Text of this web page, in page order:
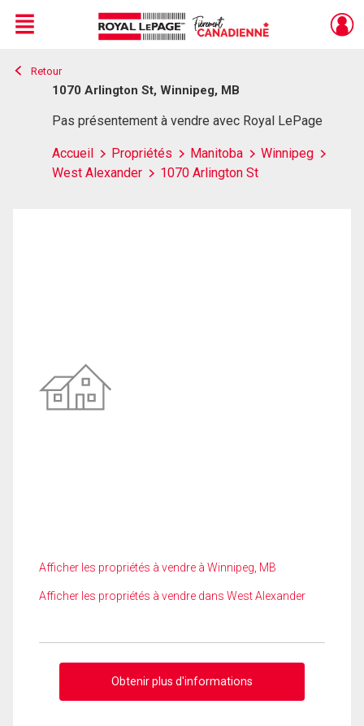
Live
En Direct
Menu
Retour
1070 Arlington St, Winnipeg, MB
Pas présentement à vendre avec Royal LePage
Accueil Propriétés Manitoba
Winnipeg
West Alexander
1070 Arlington St
Afficher les propriétés à vendre à Winnipeg, MB
Afficher les propriétés à vendre dans West Alexander
Obtenir plus d'informations